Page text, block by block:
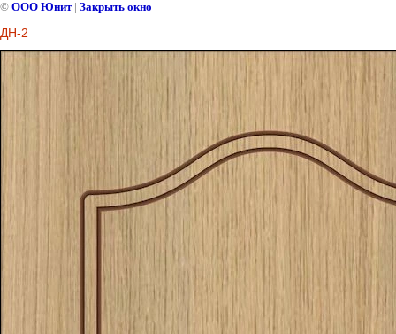
© ООО Юнит| Закрыть окно
ДН-2